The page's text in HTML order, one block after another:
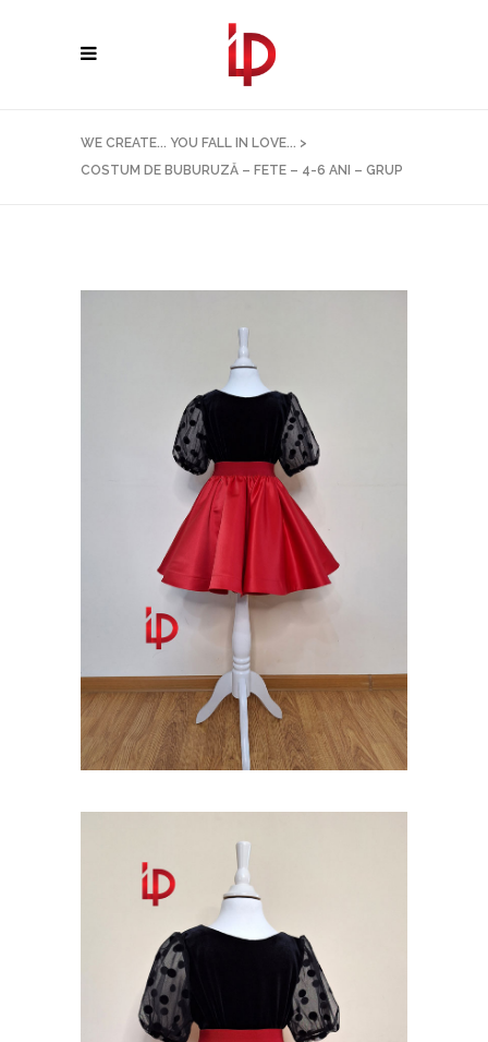
WE CREATE... YOU FALL IN LOVE... >
COSTUM DE BUBURUZĂ – FETE – 4-6 ANI – GRUP